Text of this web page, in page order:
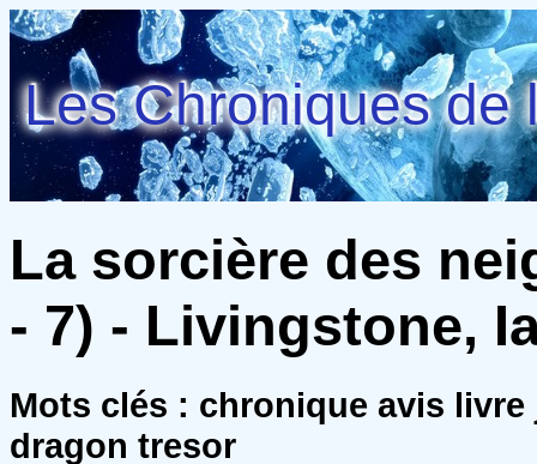
Les Chroniques de
La sorcière des
- 7) - Livingstone,
Mots clés : chronique avis
dragon tresor